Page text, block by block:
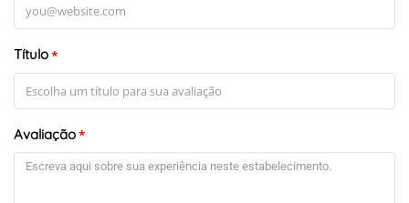
Título*
Avaliação*